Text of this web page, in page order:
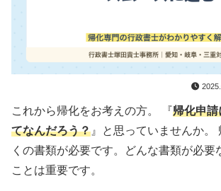
これから帰化をお考えの方。 『帰化申請
てなんだろう？ 』と思っていませんか。
くの書類が必要です。どんな書類が必要
ことは重要です。